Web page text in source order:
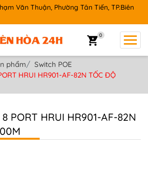
Văn Thuận, Phường Tân Tiến, TP.Biên
0
phẩm
Switch POE
HRUI HR901-AF-82N TỐC ĐỘ
PORT HRUI HR901-AF-82N